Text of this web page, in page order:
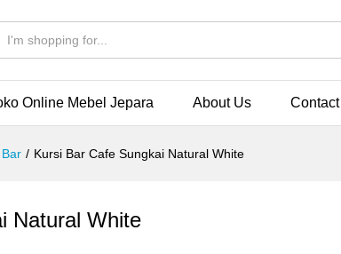
Online Mebel Jepara About Us Contact
/ Kursi Bar Cafe Sungkai Natural White
Natural White